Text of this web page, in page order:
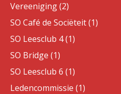
Vereeniging (2)
SO Café de Sociëteit (1)
SO Leesclub 4 (1)
SO Bridge (1)
SO Leesclub 6 (1)
Ledencommissie (1)